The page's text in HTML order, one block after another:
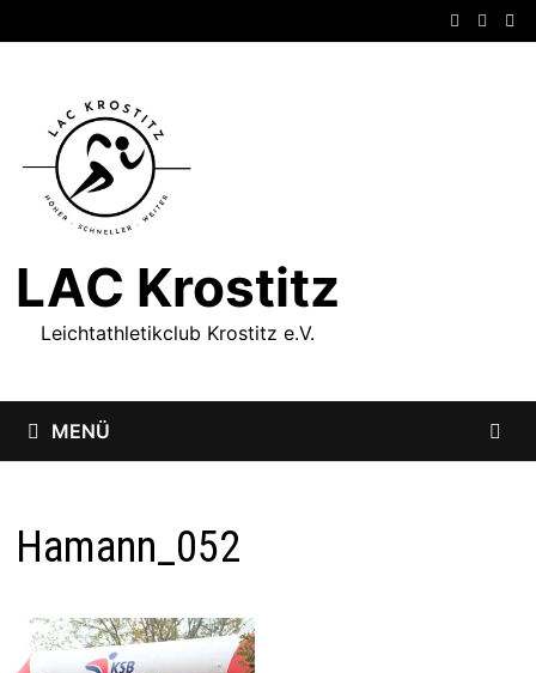
Inhalt
LAC Krostitz
Leichtathletikclub Krostitz e.V.
MENÜ
Hamann_052